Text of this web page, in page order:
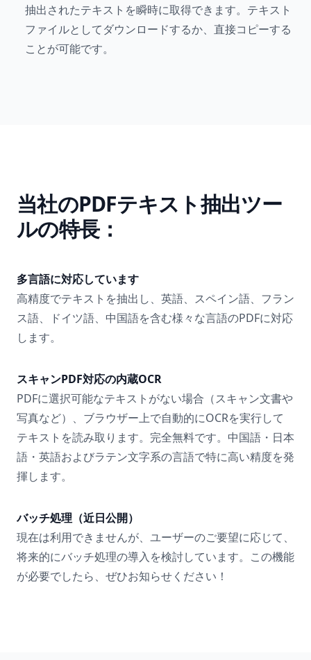
抽出されたテキストを瞬時に取得できます。テキスト
ファイルとしてダウンロードするか、直接コピーする
ことが可能です。
当社のPDFテキスト抽出ツー
ルの特長：
多言語に対応しています
高精度でテキストを抽出し、英語、スペイン語、フラン
ス語、ドイツ語、中国語を含む様々な言語のPDFに対応
します。
スキャンPDF対応の内蔵OCR
PDFに選択可能なテキストがない場合（スキャン文書や
写真など）、ブラウザー上で自動的にOCRを実行して
テキストを読み取ります。完全無料です。中国語・日本
語・英語およびラテン文字系の言語で特に高い精度を発
揮します。
バッチ処理（近日公開）
現在は利用できませんが、ユーザーのご要望に応じて、
将来的にバッチ処理の導入を検討しています。この機能
が必要でしたら、ぜひお知らせください！